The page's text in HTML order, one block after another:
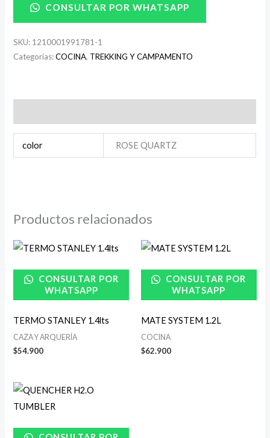
CONSULTAR POR WHATSAPP
SKU: 1210001991781-1
Categorías:COCINA, TREKKING Y CAMPAMENTO
color ROSE QUARTZ
Productos relacionados
CONSULTAR POR
WHATSAPP
TERMO STANLEY 1.4lts
CAZA Y ARQUERÍA
$54.900
CONSULTAR POR
WHATSAPP
MATE SYSTEM 1.2L
COCINA
$62.900
Rango
de
$46.900